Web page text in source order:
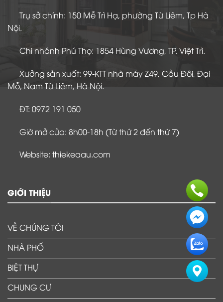
Trụ sở chính: 150 Mễ Trì Hạ, phường Từ Liêm, Tp Hà
Nội.
Chi nhánh Phú Thọ: 1854 Hùng Vương, TP. Việt Trì.
Xưởng sản xuất: 99-KTT nhà máy Z49, Cầu Đôi, Đại
Mỗ, Nam Từ Liêm, Hà Nội.
ĐT: 0972 191 050
Giờ mở cửa: 8h00-18h (Từ thứ 2 đến thứ 7)
Website: thiekeaau.com
GIỚI THIỆU
VỀ CHÚNG TÔI
NHÀ PHỐ
BIỆT THỰ
CHUNG CƯ